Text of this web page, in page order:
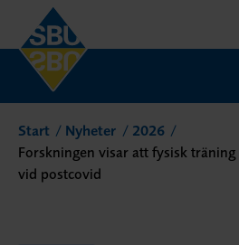
Start Nyheter
2026
Forskningen visar att fysisk
vid postcovid